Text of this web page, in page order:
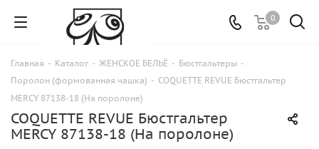
0
Главная - Каталог - ЖЕНСКОЕ БЕЛЬЁ - Бюстгальтеры -
Поролон (формованная чашка) - COQUETTE REVUE Бюстгальтер
MERCY 87138-18 (На поролоне)
COQUETTE REVUE Бюстгальтер
MERCY 87138-18 (На поролоне)